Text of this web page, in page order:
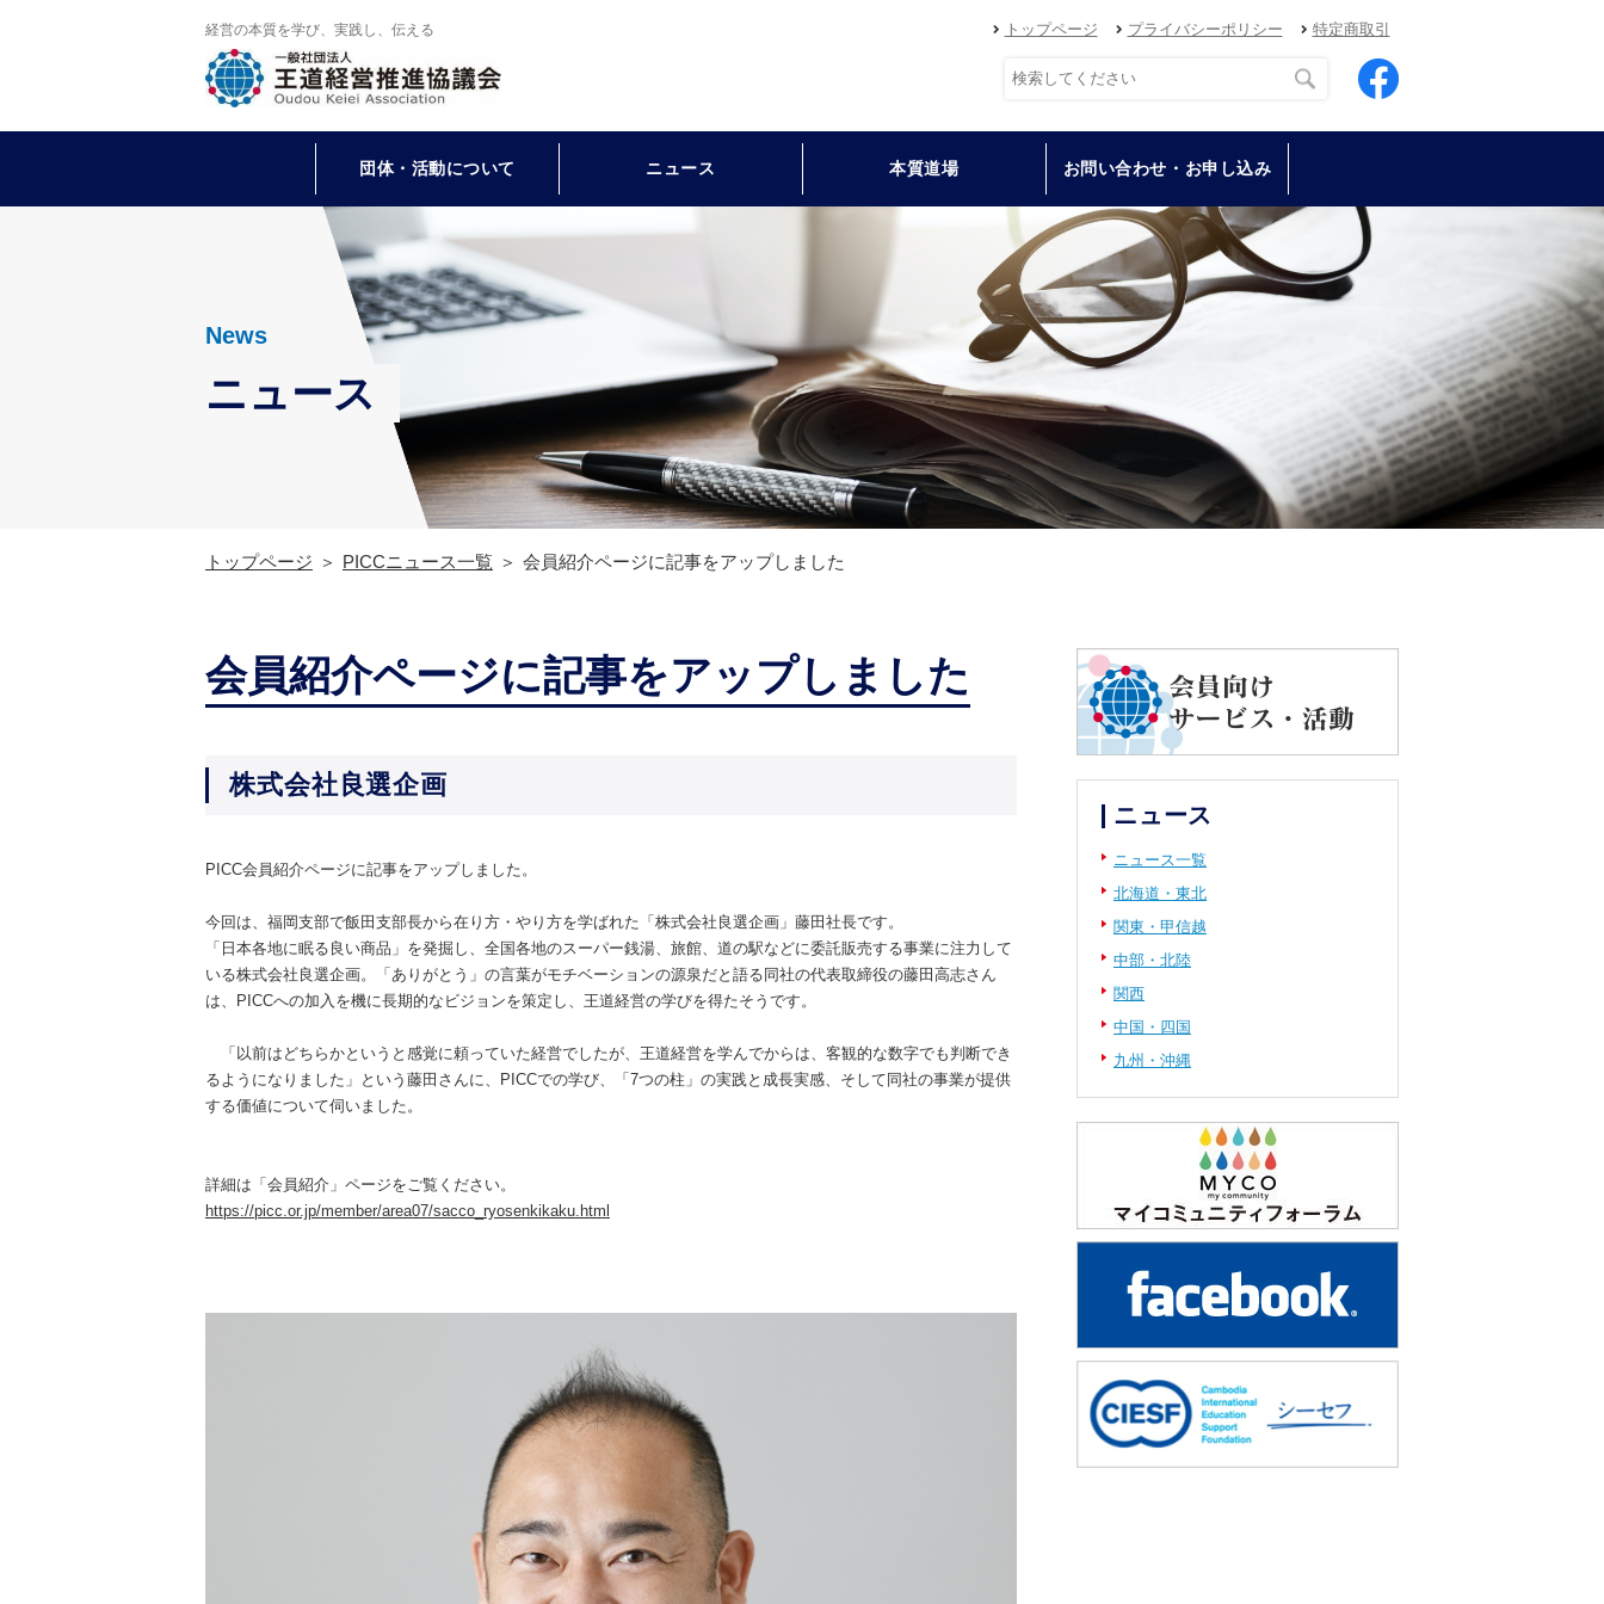
経営の本質を学び、実践し、伝える トップページ プライバシーポリシー 特定商取引
団体・活動について ニュース 本質道場 お問い合わせ・お申し込み
News
ニュース
トップページ PICCニュース一覧 会員紹介ページに記事をアップしました
会員紹介ページに記事をアップしました
株式会社良選企画
PICC会員紹介ページに記事をアップしました。
今回は、福岡支部で飯田支部長から在り方・やり方を学ばれた「株式会社良選企画」藤田社長です。
「日本各地に眠る良い商品」を発掘し、全国各地のスーパー銭湯、旅館、道の駅などに委託販売する事業に注力して
いる株式会社良選企画。「ありがとう」の言葉がモチベーションの源泉だと語る同社の代表取締役の藤田高志さん
は、PICCへの加入を機に長期的なビジョンを策定し、王道経営の学びを得たそうです。
「以前はどちらかというと感覚に頼っていた経営でしたが、王道経営を学んでからは、客観的な数字でも判断でき
るようになりました」という藤田さんに、PICCでの学び、「7つの柱」の実践と成長実感、そして同社の事業が提供
する価値について伺いました。
詳細は「会員紹介」ページをご覧ください。
https://picc.or.jp/member/area07/sacco_ryosenkikaku.html
ニュース
ニュース一覧
北海道・東北
関東・甲信越
中部・北陸
関西
中国・四国
九州・沖縄